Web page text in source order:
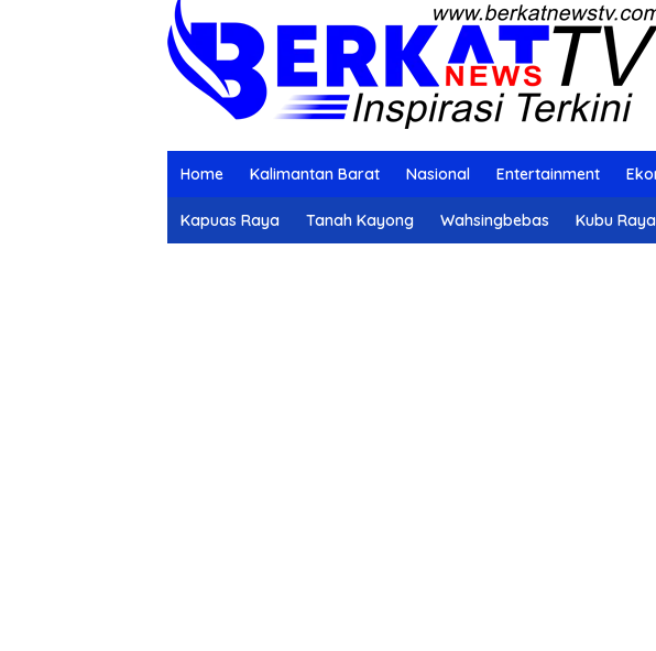
Home Kalimantan Barat Nasional Entertainment
Kapuas Raya Tanah Kayong Wahsingbebas Kubu Raya